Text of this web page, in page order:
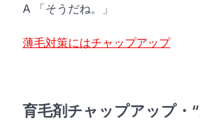
A 「そうだね。」
薄毛対策にはチャップアップ
育毛剤チャップアップ・